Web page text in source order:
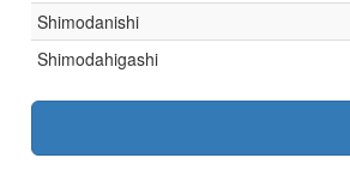
Shimodanishi
Shimodahigashi